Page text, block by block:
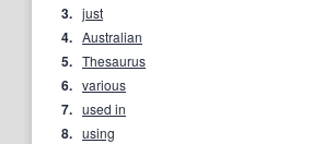
3. just
4. Australian
5. Thesaurus
6. various
7. used in
8. using